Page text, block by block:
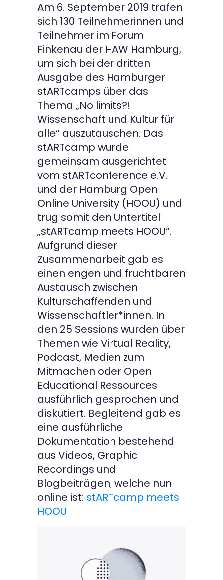
Am 6. September 2019 trafen
sich 130 Teilnehmerinnen und
Teilnehmer im Forum
Finkenau der HAW Hamburg,
um sich bei der dritten
Ausgabe des Hamburger
stARTcamps über das
Thema „No limits?!
Wissenschaft und Kultur für
alle“ auszutauschen. Das
stARTcamp wurde
gemeinsam ausgerichtet
vom stARTconference e.V.
und der Hamburg Open
Online University (HOOU) und
trug somit den Untertitel
„stARTcamp meets HOOU“.
Aufgrund dieser
Zusammenarbeit gab es
einen engen und fruchtbaren
Austausch zwischen
Kulturschaffenden und
Wissenschaftler*innen. In
den 25 Sessions wurden über
Themen wie Virtual Reality,
Podcast, Medien zum
Mitmachen oder Open
Educational Ressources
ausführlich gesprochen und
diskutiert. Begleitend gab es
eine ausführliche
Dokumentation bestehend
aus Videos, Graphic
Recordings und
Blogbeiträgen, welche nun
online ist: stARTcamp meets
HOOU